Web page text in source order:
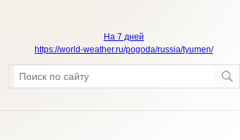
На 7 дней
https://world-weather.ru/pogoda/russia/tyumen/